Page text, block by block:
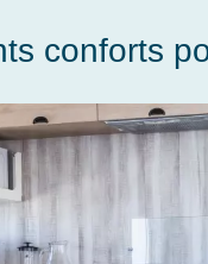
conforts